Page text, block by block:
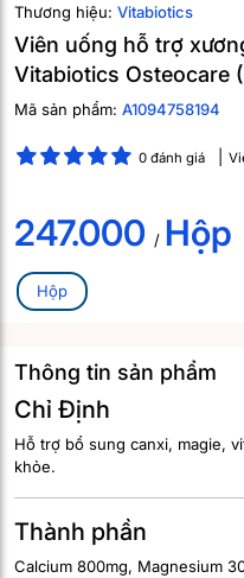
Thương hiệu: Vitabiotics
Viên uống hỗ trợ
Vitabiotics Osteocare
Mã sản phẩm: A1094758194
0 đánh giá
247.000 / Hộp
Hộp
Thông tin sản phẩm
Chỉ Định
Hỗ trợ bổ sung canxi, magie,
khỏe.
Thành phần
Calcium 800mg, Magnesium